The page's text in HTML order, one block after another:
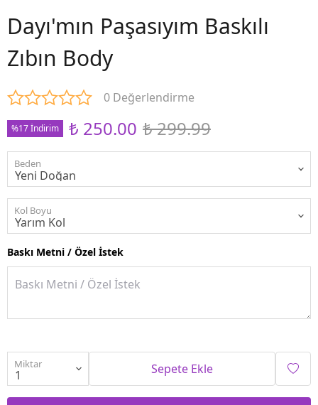
Dayı'mın Paşasıyım Baskılı
Zıbın Body
0 Değerlendirme
%17 İndirim ₺ 250.00 ₺ 299.99
Beden
Kol Boyu
Baskı Metni / Özel İstek
Miktar Sepete Ekle